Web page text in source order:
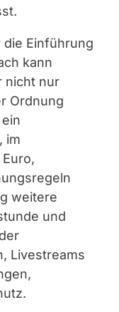
Einführung
kann
nicht nur
Ordnung
im
weitere
und
Livestreams